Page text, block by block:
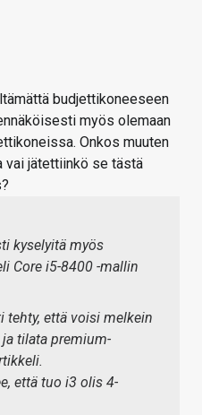
budjettikoneeseen
myös olemaan
Onkos muuten
jätettiinkö se tästä
kyselyitä myös
Core i5-8400 -mallin
tehty, että voisi melkein
tilata premium-
että tuo i3 olis 4-